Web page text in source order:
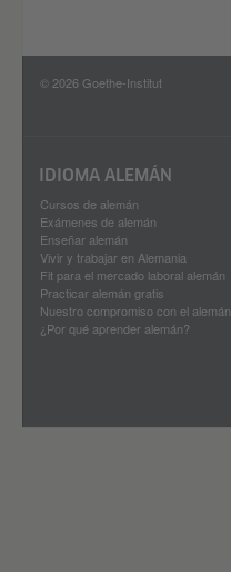
© 2026 Goethe-Institut
IDIOMA ALEMÁN
Cursos de alemán
Exámenes de alemán
Enseñar alemán
Vivir y trabajar en Alemania
Fit para el mercado laboral alemán
Practicar alemán gratis
Nuestro compromiso con el alemán
¿Por qué aprender alemán?